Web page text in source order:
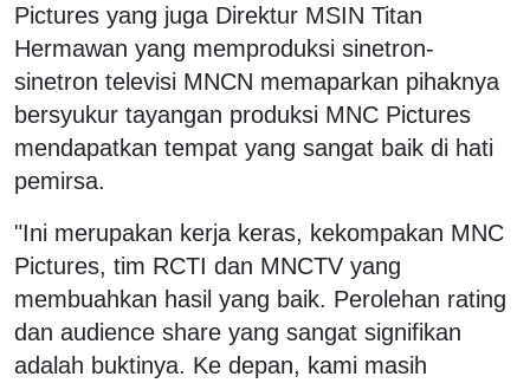
Pictures yang juga Direktur MSIN Titan
Hermawan yang memproduksi sinetron-
sinetron televisi MNCN memaparkan pihaknya
bersyukur tayangan produksi MNC Pictures
mendapatkan tempat yang sangat baik di hati
pemirsa.
"Ini merupakan kerja keras, kekompakan MNC
Pictures, tim RCTI dan MNCTV yang
membuahkan hasil yang baik. Perolehan rating
dan audience share yang sangat signifikan
adalah buktinya. Ke depan, kami masih